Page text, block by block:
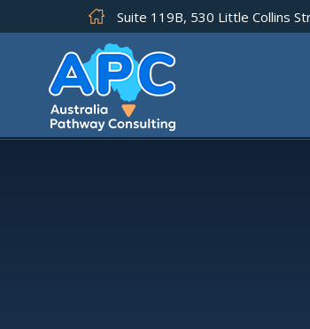
Suite 119B, 530 Little Collins